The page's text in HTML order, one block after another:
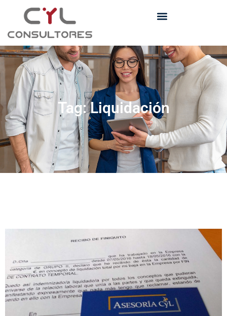
Tag: Liquidación